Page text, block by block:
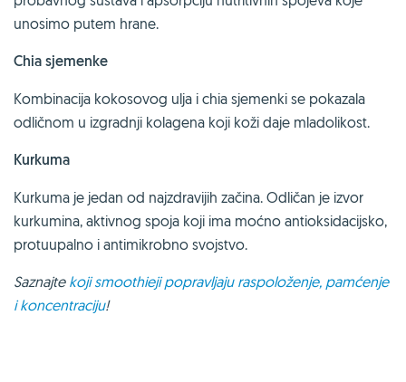
unosimo putem hrane.
Chia sjemenke
Kombinacija kokosovog ulja i chia sjemenki se pokazala
odličnom u izgradnji kolagena koji koži daje mladolikost.
Kurkuma
Kurkuma je jedan od najzdravijih začina. Odličan je izvor
kurkumina, aktivnog spoja koji ima moćno antioksidacijsko,
protuupalno i antimikrobno svojstvo.
Saznajte koji smoothieji popravljaju raspoloženje, pamćenje
i koncentraciju!